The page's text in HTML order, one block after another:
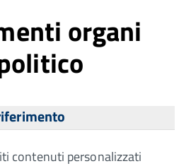
organi
contenuti personalizzati